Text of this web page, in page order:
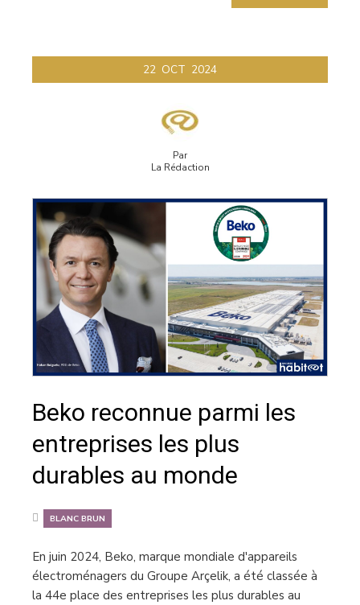
22 OCT 2024
Par
La Rédaction
Beko reconnue parmi les
entreprises les plus
durables au monde
BLANC BRUN
En juin 2024, Beko, marque mondiale d'appareils
électroménagers du Groupe Arçelik, a été classée à
la 44e place des entreprises les plus durables au